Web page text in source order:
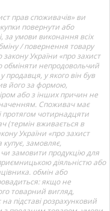
прав споживачів» ви
повернути або
за умови виконання всіх
/ повернення товару
закону України «про захист
обміняти непродовольчий
продавця, у якого він був
його за формою,
або з інших причин не
Споживач має
протягом чотирнадцяти
(термін вживається в
України «про захист
купує, замовляє,
замовити продукцію для
діяльністю або
обмін або
якщо не
товарний вигляд,
підставі розрахунковий